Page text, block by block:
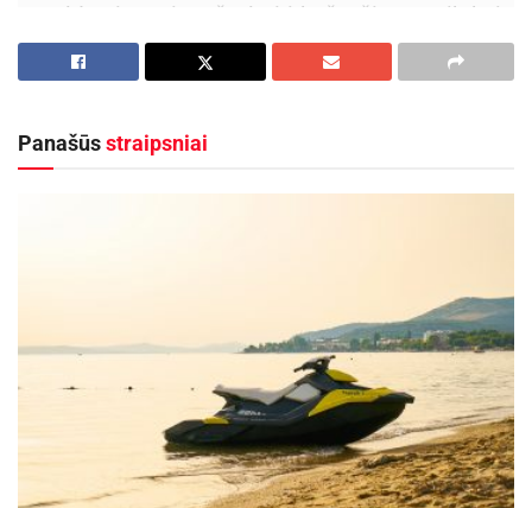
paveldo vietas ir pažvelgti į bažnyčias ne tik kaip
į maldos namus, bet ir kaip į gyvą Lietuvos
istorijos, kultūros bei bendruomeninio gyvenimo
Aktualios
Kėdainiuose prasidės kultūros ir istorijos
festivalis „Radviliada“ ir papasakos kunigaikščių
Radvilų istoriją
2026-08-04
Lankytojai galės užeiti, apžiūrėti bažnyčias,
Panašūsstraipsniai